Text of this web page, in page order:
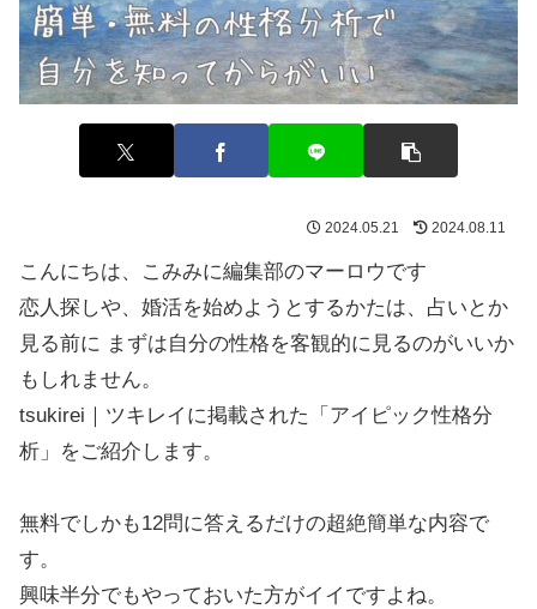
2024.05.21 2024.08.11
こんにちは、こみみに編集部のマーロウです
恋人探しや、婚活を始めようとするかたは、占いとか
見る前に まずは自分の性格を客観的に見るのがいいか
もしれません。
tsukirei｜ツキレイに掲載された「アイピック性格分
析」をご紹介します。
無料でしかも12問に答えるだけの超絶簡単な内容で
す。
興味半分でもやっておいた方がイイですよね。